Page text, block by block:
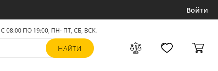
Войти
С 08:00 ПО 19:00, ПН- ПТ, СБ, ВСК.